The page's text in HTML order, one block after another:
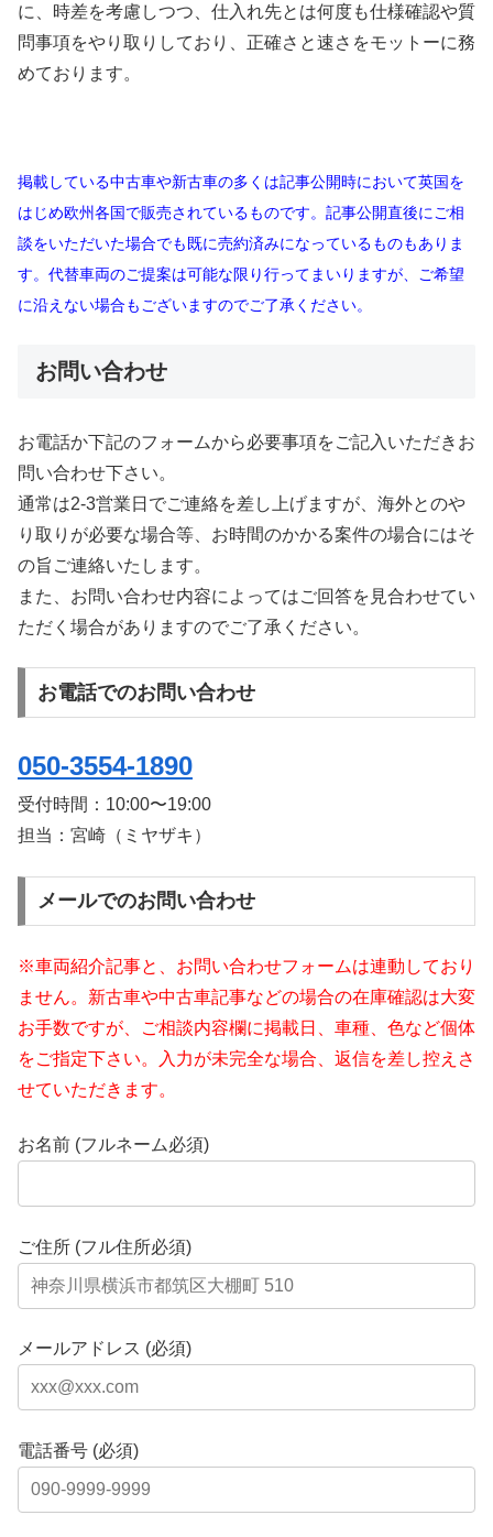
に、時差を考慮しつつ、仕入れ先とは何度も仕様確認や質
問事項をやり取りしており、正確さと速さをモットーに務
めております。
掲載している中古車や新古車の多くは記事公開時において英国を
はじめ欧州各国で販売されているものです。記事公開直後にご相
談をいただいた場合でも既に売約済みになっているものもありま
す。代替車両のご提案は可能な限り行ってまいりますが、ご希望
に沿えない場合もございますのでご了承ください。
お問い合わせ
お電話か下記のフォームから必要事項をご記入いただきお
問い合わせ下さい。
通常は2-3営業日でご連絡を差し上げますが、海外とのや
り取りが必要な場合等、お時間のかかる案件の場合にはそ
の旨ご連絡いたします。
また、お問い合わせ内容によってはご回答を見合わせてい
ただく場合がありますのでご了承ください。
お電話でのお問い合わせ
050-3554-1890
受付時間： 10:00〜19:00
担当：宮崎（ミヤザキ）
メールでのお問い合わせ
※車両紹介記事と、お問い合わせフォームは連動しており
ません。新古車や中古車記事などの場合の在庫確認は大変
お手数ですが、ご相談内容欄に掲載日、車種、色など個体
をご指定下さい。入力が未完全な場合、返信を差し控えさ
せていただきます。
お名前 (フルネーム必須)
ご住所 (フル住所必須)
メールアドレス (必須)
電話番号 (必須)